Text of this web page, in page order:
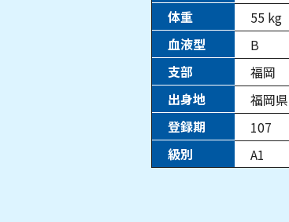
体重
55 kg
血液型
B
支部
福岡
出身地
福岡県
登録期
107
級別
A1